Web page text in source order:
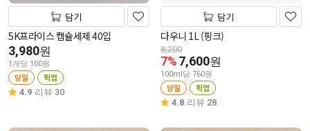
담기
5K프라이스 캡슐세제 40입
3,980원
1개당 100원
당일 픽업
4.9 리뷰 30
담기
다우니 1L (핑크)
8,200
7%7,600원
100ml당 760원
당일 픽업
4.8 리뷰 28